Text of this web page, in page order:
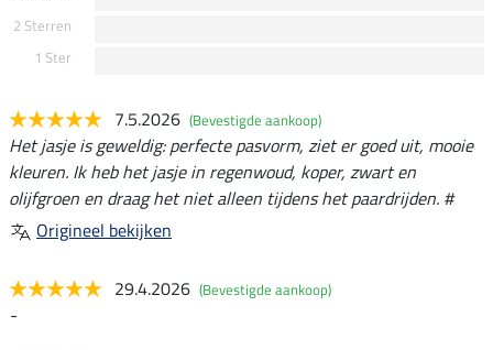
2 Sterren
1 Ster
7.5.2026 (Bevestigde aankoop)
Het jasje is geweldig: perfecte pasvorm, ziet er goed uit, mooie
kleuren. Ik heb het jasje in regenwoud, koper, zwart en
olijfgroen en draag het niet alleen tijdens het paardrijden. #
Origineel bekijken
29.4.2026 (Bevestigde aankoop)
-